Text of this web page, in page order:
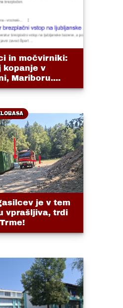
in močvirniki:
kopanje v
Mariboru....
je v tem
vprašljiva, trdi